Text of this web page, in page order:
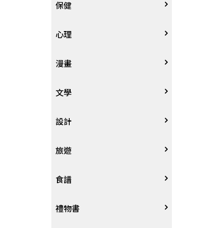
中文
歷史地理
歷史人物傳記
兩岸國際
經營管理、成功學
商學、經濟學
投資理財
人物傳記
職場工作術
電玩攻略
其他
物理化學
科普
數學
航空
音樂、樂譜
繪畫/書法
攝影
電影
棋藝桌遊
寵物
時尚、瘦身、芳療
戲劇、舞蹈
0~3歲
4~8歲
8~12歲
12~18歲
遊戲書
英語書
教育教養
保健
家庭、親子
疾病養生
醫療人文
心理
心理學
勵志成長
人際關係
生老病死
漫畫
漫畫
圖文繪本
限制級漫畫
文學
中文文學
中文詩詞
武俠小說
奇幻恐佈小說
設計
藝術設計
居家佈置
建築工藝
旅遊
台灣
中港澳
食譜
中式
禮物書